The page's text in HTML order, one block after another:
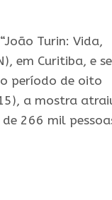
Turin: Vida,
em Curitiba, e se
período de oito
a mostra
266 mil